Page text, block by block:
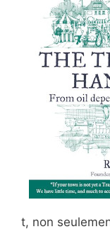
t, non